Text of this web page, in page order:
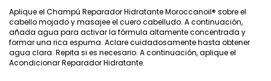
Aplique el Champú Reparador Hidratante Moroccanoil® sobre el
cabello mojado y masajee el cuero cabelludo. A continuación,
añada agua para activar la fórmula altamente concentrada y
formar una rica espuma. Aclare cuidadosamente hasta obtener
agua clara. Repita si es necesario. A continuación, aplique el
Acondicionar Reparador Hidratante.